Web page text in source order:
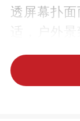
透屏幕扑
适，户外
宾馆打破
将自助餐